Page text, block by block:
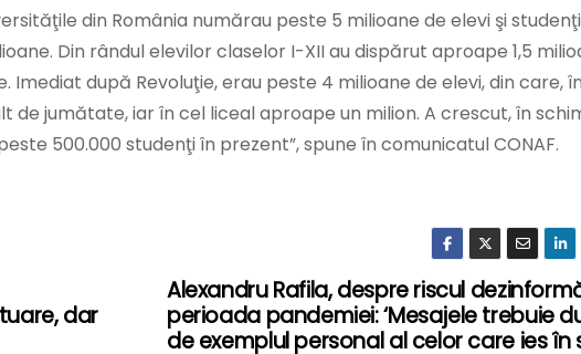
din România numărau peste 5 milioane de elevi şi
Din rândul elevilor claselor I-XII au dispărut aproape 1,5
după Revoluţie, erau peste 4 milioane de elevi, din care, în
de jumătate, iar în cel liceal aproape un milion. A crescut, în
500.000 studenţi în prezent”, spune în comunicatul CONAF.
Alexandru Rafila, despre riscul
perioada pandemiei: ‘Mesajele trebuie
de exemplul personal al celor care ies în
dar